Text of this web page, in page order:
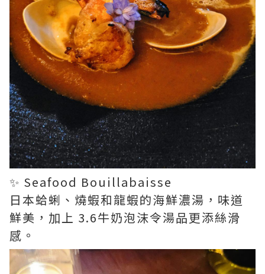
✨ Seafood Bouillabaisse
日本蛤蜊、燒蝦和龍蝦的海鮮濃湯，味道
鮮美，加上 3.6牛奶泡沫令湯品更添絲滑
感。